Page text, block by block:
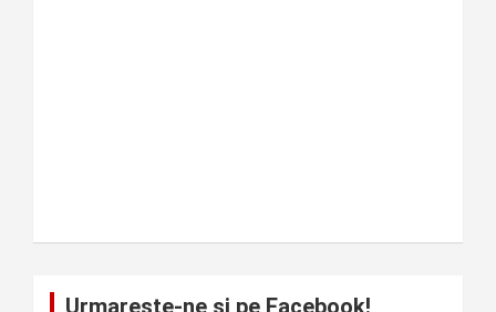
Urmareste-ne si pe Facebook!